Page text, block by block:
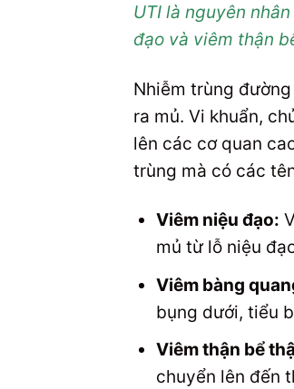
UTI là nguyên
đạo và viêm thận
Nhiễm trùng
ra mủ. Vi khuẩn,
lên các cơ quan
trùng mà có các
Viêm niệu đạo:
mủ từ lỗ niệu
Viêm bàng
bụng dưới, tiểu
Viêm thận bể
chuyển lên đến